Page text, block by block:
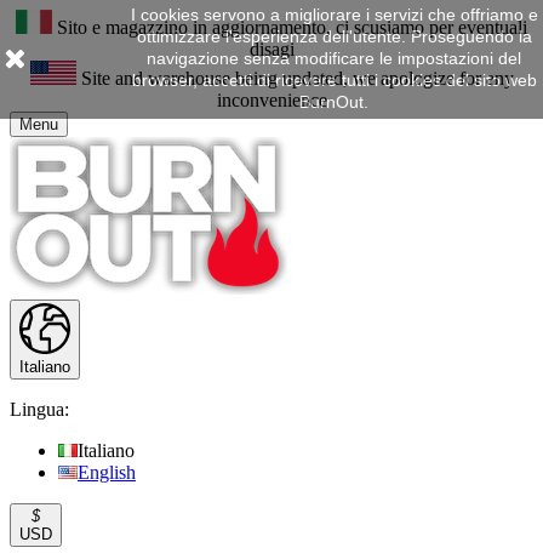
Sito e magazzino in aggiornamento, ci scusiamo per eventuali
disagi
Site and warehouse being updated, we apologize for any
inconvenience
Menu
Italiano
Lingua:
Italiano
English
$
USD
I cookies servono a migliorare i servizi che offriamo e
ottimizzare l'esperienza dell'utente. Proseguendo la
navigazione senza modificare le impostazioni del
browser, accetti di ricevere tutti i cookies del sito web
BurnOut.